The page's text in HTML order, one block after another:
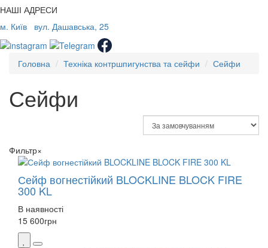
НАШІ АДРЕСИ
м. Київ
вул. Дашавська, 25
Головна Техніка контршпигунства та сейфи Сейфи
Сейфи
Фильтр×
Сейф вогнестійкий BLOCKLINE BLOCK FIRE
300 KL
В наявності
15 600грн